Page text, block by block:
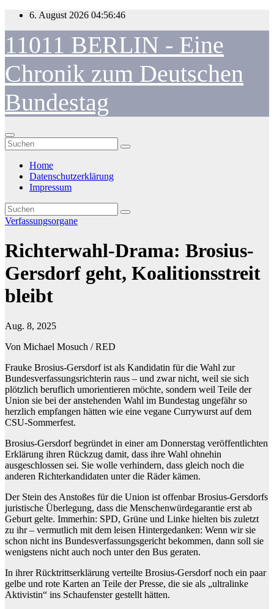
Zum
springen
6. August 2026 04:56:46
11011 BERLIN - Eine
Chronik zum Deutschen
Bundestag
Home
Datenschutzerklärung
Impressum
Verfassungsorgane
Richterwahl-Drama: Brosius-
Gersdorf geht, Koalitionsstreit
bleibt
Aug. 8, 2025
Von Michael Mosuch / RED
Frauke Brosius-Gersdorf ist als Kandidatin für die Wahl zur
Bundesverfassungsrichterin raus – und zwar nicht, weil sie sich
plötzlich beruflich umorientieren möchte, sondern weil Teile der
Union sie bei der anstehenden Wahl im Bundestag ungefähr so
herzlich empfangen hätten wie eine vegane Currywurst auf dem
CSU-Sommerfest.
Brosius-Gersdorf begründet in einer am Donnerstag veröffentlichten
Erklärung ihren Rückzug damit, dass ihre Wahl ohnehin
ausgeschlossen sei. Sie wolle verhindern, dass gleich noch die
anderen Richterkandidaten unter die Räder kämen.
Der Stein des Anstoßes für die Union ist offenbar Brosius-Gersdorfs
juristische Überlegung, dass die Menschenwürdegarantie erst ab
Geburt gelte. Immerhin: SPD, Grüne und Linke hielten bis zuletzt
zu ihr – vermutlich mit dem leisen Hintergedanken: Wenn wir sie
schon nicht ins Bundesverfassungsgericht bekommen, dann soll sie
wenigstens nicht auch noch unter den Bus geraten.
In ihrer Rücktrittserklärung verteilte Brosius-Gersdorf noch ein paar
gelbe und rote Karten an Teile der Presse, die sie als „ultralinke
Aktivistin“ ins Schaufenster gestellt hätten.